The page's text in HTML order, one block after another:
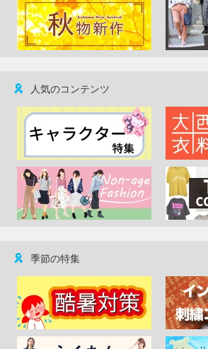
人気のコンテンツ
季節の特集